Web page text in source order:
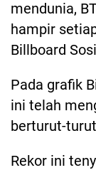
mendunia,
hampir
Billboard
Pada grafik
ini telah
berturut-
Rekor ini